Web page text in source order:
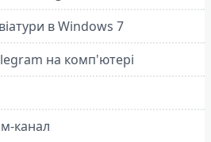
в Windows 7
на комп'ютері
канал